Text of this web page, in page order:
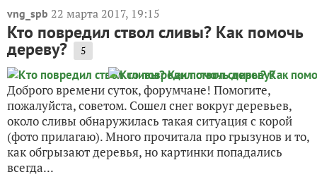
vng_spb 22 марта 2017, 19:15
Кто повредил ствол сливы? Как помочь
дереву? 5
Доброго времени суток, форумчане! Помогите,
пожалуйста, советом. Сошел снег вокруг деревьев,
около сливы обнаружилась такая ситуация с корой
(фото прилагаю). Много прочитала про грызунов и то,
как обгрызают деревья, но картинки попадались
всегда...